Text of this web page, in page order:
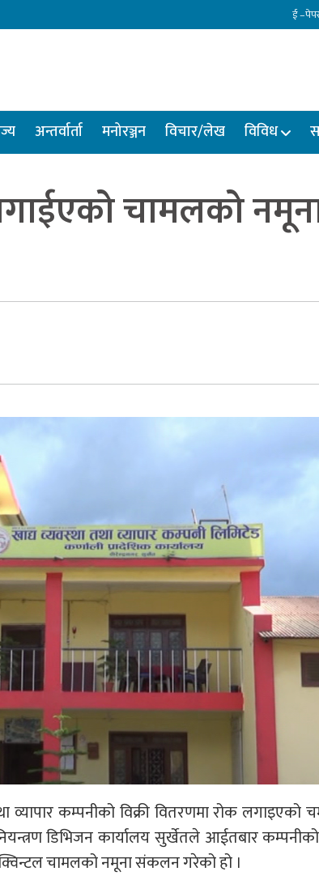
ई
अन्तर्वार्ता मनोरञ्जन विचार/लेख विविध
चामलको
व्यापार कम्पनीको विक्री वितरणमा रोक लगाइएको
डिभिजन कार्यालय सुर्खेतले आईतबार
चामलको नमूना संकलन गरेको हो ।